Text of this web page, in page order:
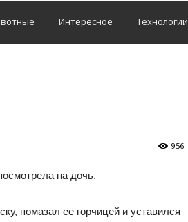
Интересное Технологии
956
на дочь.
помазал ее горчицей и уставился